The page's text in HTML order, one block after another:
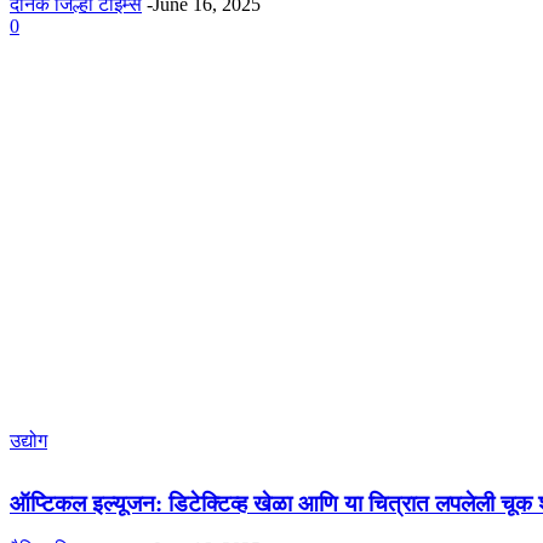
0
उद्योग
ऑप्टिकल इल्यूजन: डिटेक्टिव्ह खेळा आणि या चित्रात लपलेली चूक